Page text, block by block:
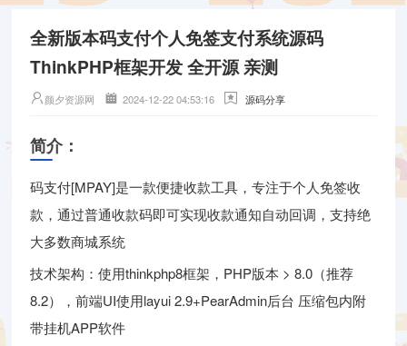
全新版本码支付个人免签支付系统源码
ThinkPHP框架开发 全开源 亲测
颜夕资源网 2024-12-22 04:53:16 源码分享
简介：
码支付[MPAY]是一款便捷收款工具，专注于个人免签收
款，通过普通收款码即可实现收款通知自动回调，支持绝
大多数商城系统
技术架构：使用thinkphp8框架，PHP版本 > 8.0（推荐
8.2），前端UI使用layui 2.9+PearAdmin后台 压缩包内附
带挂机APP软件